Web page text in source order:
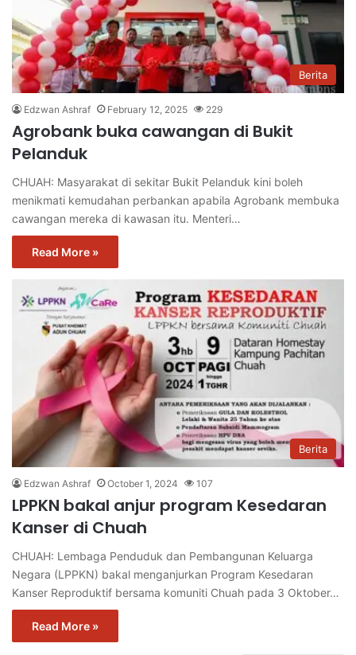
Berita
Edzwan Ashraf February 12, 2025 229
Agrobank buka cawangan di Bukit
Pelanduk
CHUAH: Masyarakat di sekitar Bukit Pelanduk kini boleh
menikmati kemudahan perbankan apabila Agrobank membuka
cawangan mereka di kawasan itu. Menteri…
Read More »
Berita
Edzwan Ashraf October 1, 2024 107
LPPKN bakal anjur program Kesedaran
Kanser di Chuah
CHUAH: Lembaga Penduduk dan Pembangunan Keluarga
Negara (LPPKN) bakal menganjurkan Program Kesedaran
Kanser Reproduktif bersama komuniti Chuah pada 3 Oktober…
Read More »